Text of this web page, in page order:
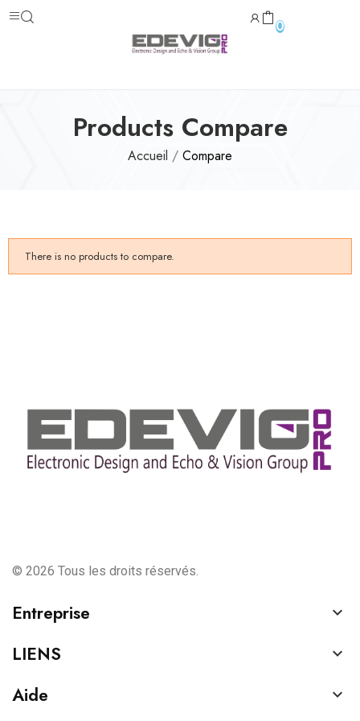
0
Products Compare
Accueil Compare
There is no products to compare.
© 2026 Tous les droits réservés.
Entreprise 
LIENS 
Aide 